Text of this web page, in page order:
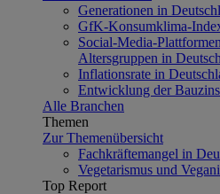
Generationen in
GfK-Konsumklima-
Social-Media-
Altersgruppen in
Inflationsrate in
Entwicklung der
Alle Branchen
Themen
Zur Themenübersicht
Fachkräftemangel in
Vegetarismus und
Top Report